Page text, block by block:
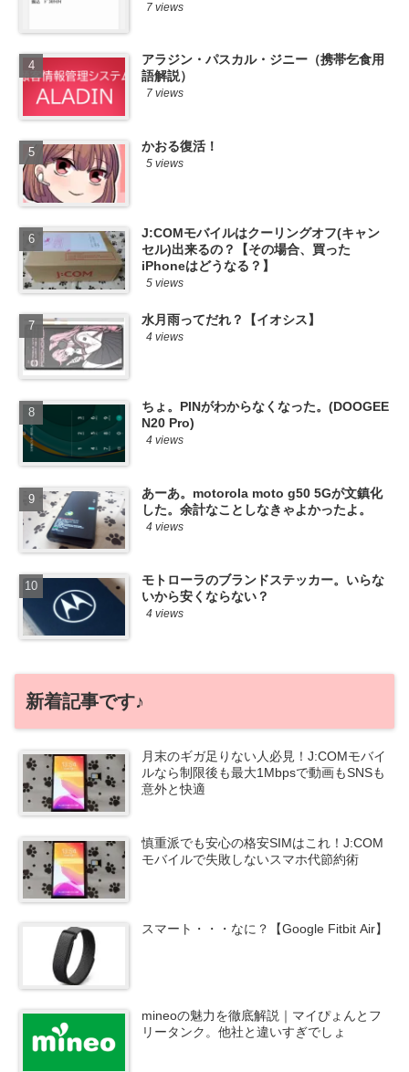
7 views
アラジン・パスカル・ジニー（携帯乞食用
語解説）
7 views
かおる復活！
5 views
J:COMモバイルはクーリングオフ(キャン
セル)出来るの？【その場合、買った
iPhoneはどうなる？】
5 views
水月雨ってだれ？【イオシス】
4 views
ちょ。PINがわからなくなった。(DOOGEE
N20 Pro)
4 views
あーあ。motorola moto g50 5Gが文鎮化
した。余計なことしなきゃよかったよ。
4 views
モトローラのブランドステッカー。いらな
いから安くならない？
4 views
新着記事です♪
月末のギガ足りない人必見！J:COMモバイ
ルなら制限後も最大1Mbpsで動画もSNSも
意外と快適
慎重派でも安心の格安SIMはこれ！J:COM
モバイルで失敗しないスマホ代節約術
スマート・・・なに？【Google Fitbit Air】
mineoの魅力を徹底解説｜マイぴょんとフ
リータンク。他社と違いすぎでしょ